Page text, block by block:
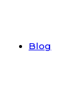
Blog